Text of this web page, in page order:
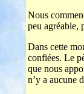
Nous
peu agréable,
Dans cette
confiées. Le
que nous
n’y a aucune